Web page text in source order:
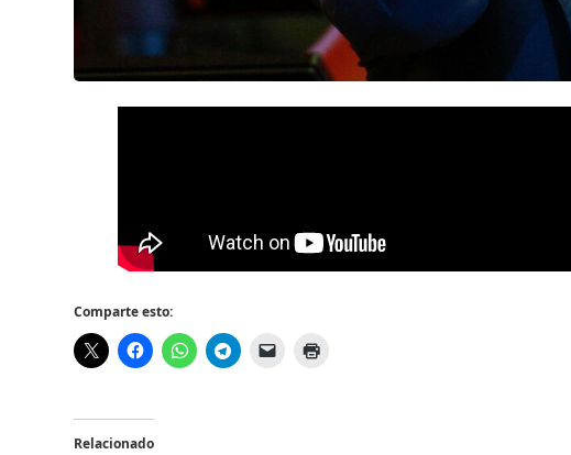
Comparte esto:
Relacionado